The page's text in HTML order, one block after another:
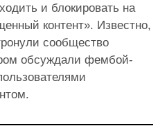
и блокировать на
контент». Известно,
сообщество
обсуждали фембой-